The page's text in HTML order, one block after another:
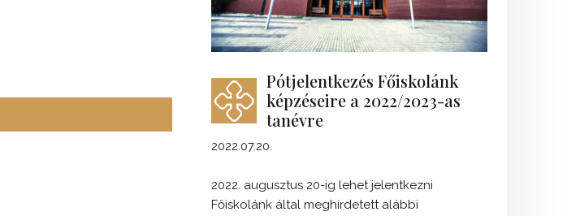
Pótjelentkezés Főiskolánk
képzéseire a 2022/2023-as
tanévre
2022.07.20.
2022. augusztus 20-ig lehet jelentkezni
Főiskolánk által meghirdetett alábbi